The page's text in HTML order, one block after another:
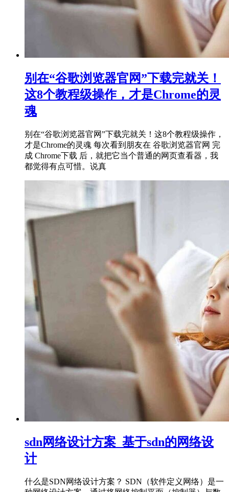
别在“谷歌浏览器官网”下载完就关！
这8个教程级操作，才是Chrome的灵
魂
别在“谷歌浏览器官网”下载完就关！这8个教程级操作，
才是Chrome的灵魂 每次看到朋友在 谷歌浏览器官网 完
成 Chrome下载 后，就把它当个普通的网页查看器，我
都觉得有点可惜。说真
sdn网络设计方案_基于sdn的网络设
计
什么是SDN网络设计方案？ SDN（软件定义网络）是一